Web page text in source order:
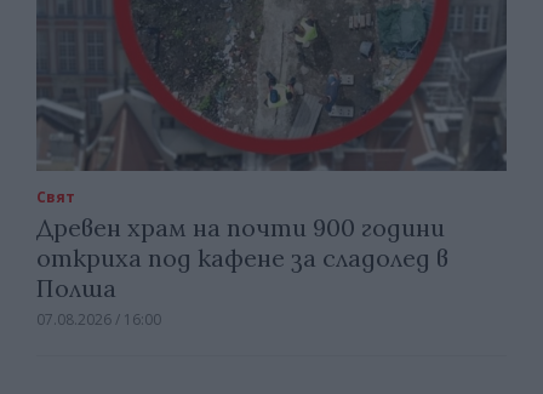
Свят
Древен храм на почти 900 години
откриха под кафене за сладолед в
Полша
07.08.2026 / 16:00